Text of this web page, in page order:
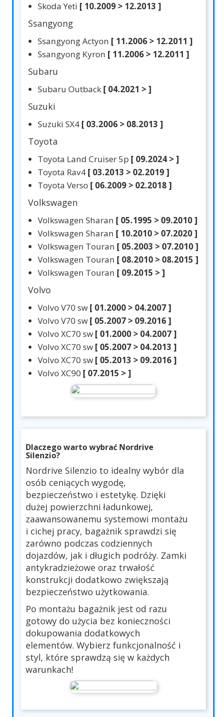
Skoda Yeti [ 10.2009 > 12.2013 ]
Ssangyong
Ssangyong Actyon [ 11.2006 > 12.2011 ]
Ssangyong Kyron [ 11.2006 > 12.2011 ]
Subaru
Subaru Outback [ 04.2021 > ]
Suzuki
Suzuki SX4 [ 03.2006 > 08.2013 ]
Toyota
Toyota Land Cruiser 5p [ 09.2024 > ]
Toyota Rav4 [ 03.2013 > 02.2019 ]
Toyota Verso [ 06.2009 > 02.2018 ]
Volkswagen
Volkswagen Sharan [ 05.1995 > 09.2010 ]
Volkswagen Sharan [ 10.2010 > 07.2020 ]
Volkswagen Touran [ 05.2003 > 07.2010 ]
Volkswagen Touran [ 08.2010 > 08.2015 ]
Volkswagen Touran [ 09.2015 > ]
Volvo
Volvo V70 sw [ 01.2000 > 04.2007 ]
Volvo V70 sw [ 05.2007 > 09.2016 ]
Volvo XC70 sw [ 01.2000 > 04.2007 ]
Volvo XC70 sw [ 05.2007 > 04.2013 ]
Volvo XC70 sw [ 05.2013 > 09.2016 ]
Volvo XC90 [ 07.2015 > ]
Dlaczego warto wybrać Nordrive
Silenzio?
Nordrive Silenzio to idealny wybór dla
osób ceniących wygodę,
bezpieczeństwo i estetykę. Dzięki
dużej powierzchni ładunkowej,
zaawansowanemu systemowi montażu
i cichej pracy, bagażnik sprawdzi się
zarówno podczas codziennych
dojazdów, jak i długich podróży. Zamki
antykradzieżowe oraz trwałość
konstrukcji dodatkowo zwiększają
bezpieczeństwo użytkowania.
Po montażu bagażnik jest od razu
gotowy do użycia bez konieczności
dokupowania dodatkowych
elementów. Wybierz funkcjonalność i
styl, które sprawdzą się w każdych
warunkach!